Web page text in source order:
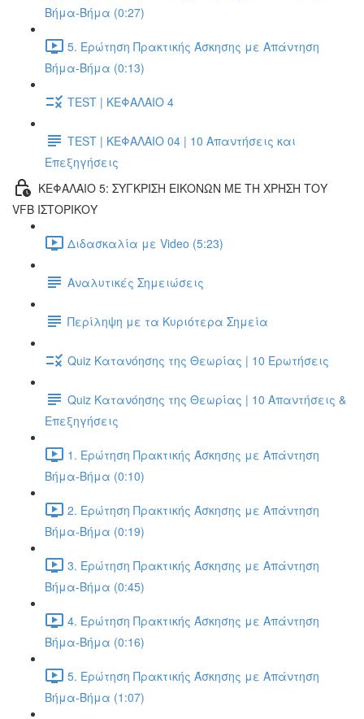
Βήμα-Βήμα (0:27)
5. Ερώτηση Πρακτικής Άσκησης με Απάντηση
Βήμα-Βήμα (0:13)
TEST | ΚΕΦΑΛΑΙΟ 4
TEST | ΚΕΦΑΛΑΙΟ 04 | 10 Απαντήσεις και
Επεξηγήσεις
ΚΕΦΑΛΑΙΟ 5: ΣΥΓΚΡΙΣΗ ΕΙΚΟΝΩΝ ΜΕ ΤΗ ΧΡΗΣΗ ΤΟΥ
VFB ΙΣΤΟΡΙΚΟΥ
Διδασκαλία με Video (5:23)
Αναλυτικές Σημειώσεις
Περίληψη με τα Κυριότερα Σημεία
Quiz Κατανόησης της Θεωρίας | 10 Ερωτήσεις
Quiz Κατανόησης της Θεωρίας | 10 Απαντήσεις &
Επεξηγήσεις
1. Ερώτηση Πρακτικής Άσκησης με Απάντηση
Βήμα-Βήμα (0:10)
2. Ερώτηση Πρακτικής Άσκησης με Απάντηση
Βήμα-Βήμα (0:19)
3. Ερώτηση Πρακτικής Άσκησης με Απάντηση
Βήμα-Βήμα (0:45)
4. Ερώτηση Πρακτικής Άσκησης με Απάντηση
Βήμα-Βήμα (0:16)
5. Ερώτηση Πρακτικής Άσκησης με Απάντηση
Βήμα-Βήμα (1:07)